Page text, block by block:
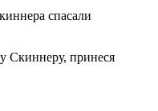
спасали
Скиннеру, принеся